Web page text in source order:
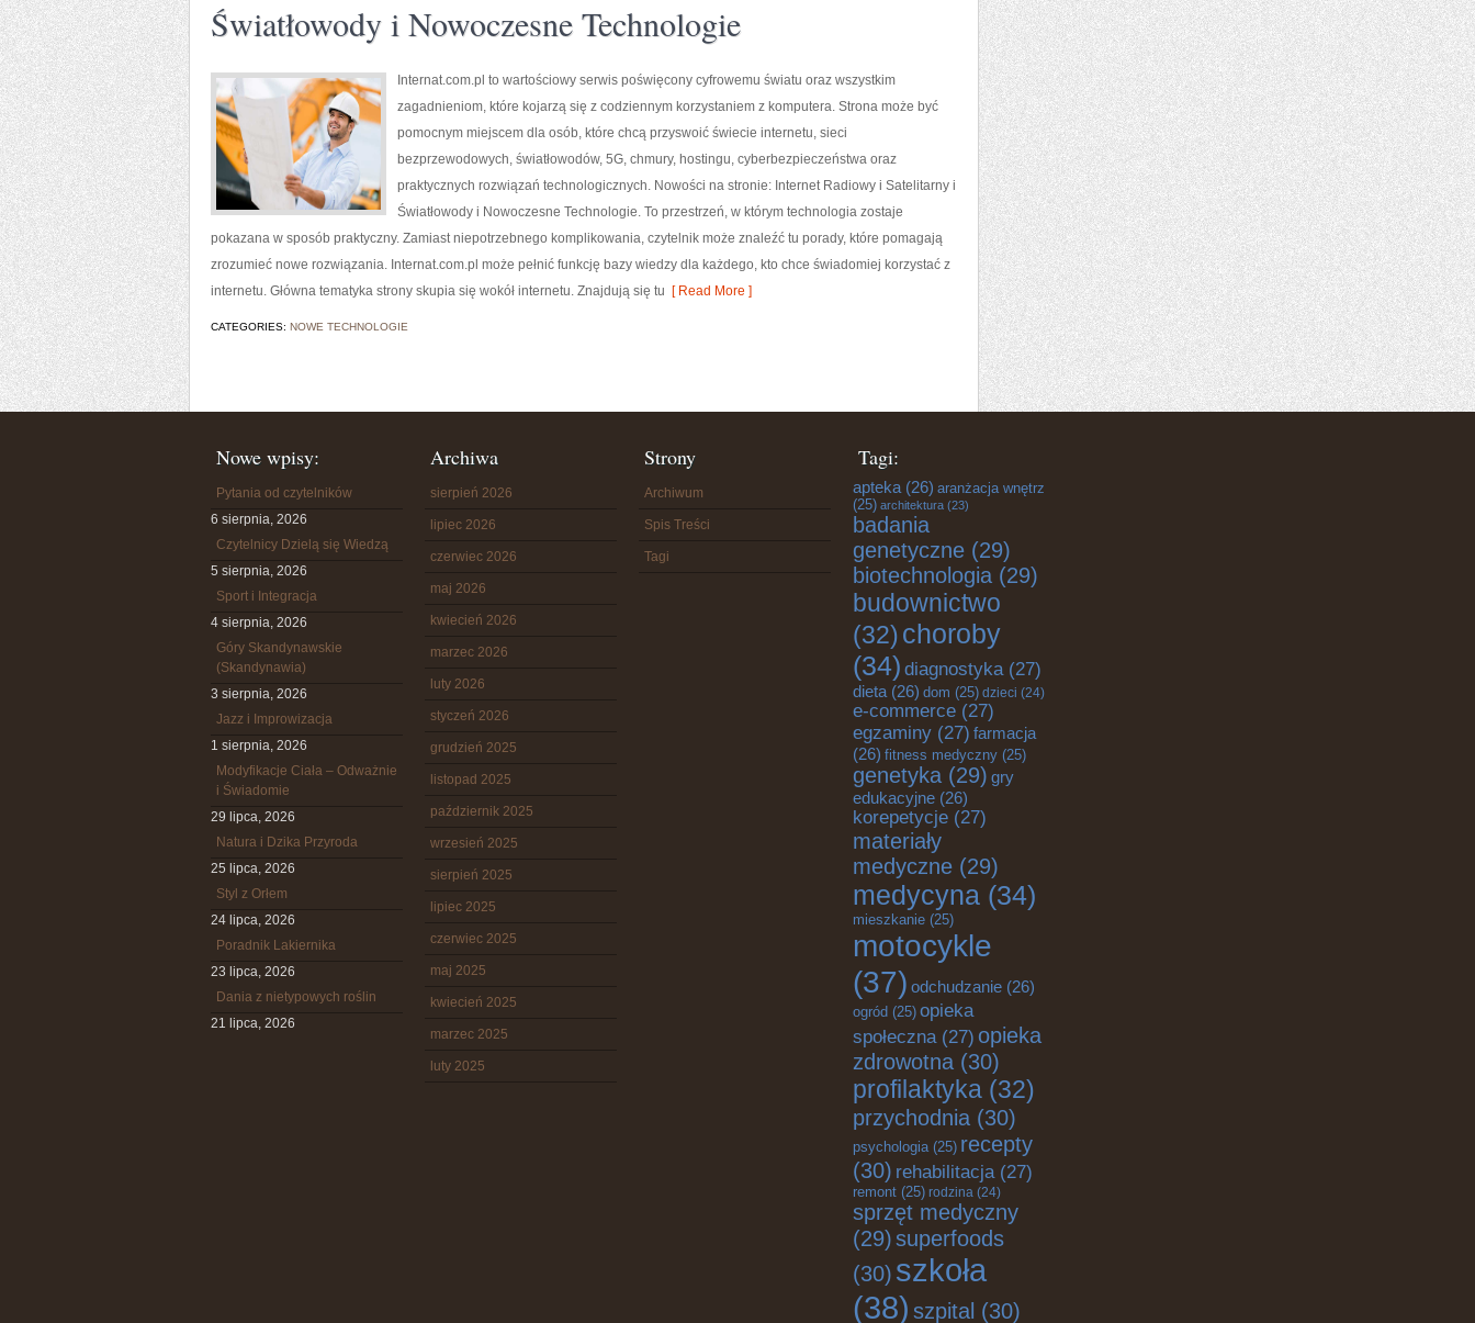
Światłowody i Nowoczesne Technologie
Internat.com.pl to wartościowy serwis poświęcony cyfrowemu światu oraz wszystkim
zagadnieniom, które kojarzą się z codziennym korzystaniem z komputera. Strona może być
pomocnym miejscem dla osób, które chcą przyswoić świecie internetu, sieci
bezprzewodowych, światłowodów, 5G, chmury, hostingu, cyberbezpieczeństwa oraz
praktycznych rozwiązań technologicznych. Nowości na stronie: Internet Radiowy i Satelitarny i
Światłowody i Nowoczesne Technologie. To przestrzeń, w którym technologia zostaje
pokazana w sposób praktyczny. Zamiast niepotrzebnego komplikowania, czytelnik może znaleźć tu porady, które pomagają
zrozumieć nowe rozwiązania. Internat.com.pl może pełnić funkcję bazy wiedzy dla każdego, kto chce świadomiej korzystać z
internetu. Główna tematyka strony skupia się wokół internetu. Znajdują się tu [ Read More ]
CATEGORIES: NOWE TECHNOLOGIE
Nowe wpisy:
Pytania od czytelników
6 sierpnia, 2026
Czytelnicy Dzielą się Wiedzą
5 sierpnia, 2026
Sport i Integracja
4 sierpnia, 2026
Góry Skandynawskie
(Skandynawia)
3 sierpnia, 2026
Jazz i Improwizacja
1 sierpnia, 2026
Modyfikacje Ciała – Odważnie
i Świadomie
29 lipca, 2026
Natura i Dzika Przyroda
25 lipca, 2026
Styl z Orłem
24 lipca, 2026
Poradnik Lakiernika
23 lipca, 2026
Dania z nietypowych roślin
21 lipca, 2026
Archiwa
sierpień 2026
lipiec 2026
czerwiec 2026
maj 2026
kwiecień 2026
marzec 2026
luty 2026
styczeń 2026
grudzień 2025
listopad 2025
październik 2025
wrzesień 2025
sierpień 2025
lipiec 2025
czerwiec 2025
maj 2025
kwiecień 2025
marzec 2025
luty 2025
Strony
Archiwum
Spis Treści
Tagi
Tagi:
apteka (26) aranżacja wnętrz
(25) architektura (23)
badania
genetyczne (29)
biotechnologia (29)
budownictwo
(32)choroby
(34) diagnostyka(27)
dieta (26) dom (25) dzieci (24)
e-commerce (27)
egzaminy (27) farmacja
(26) fitness medyczny (25)
genetyka (29) gry
edukacyjne (26)
korepetycje (27)
materiały
medyczne (29)
medycyna (34)
mieszkanie (25)
motocykle
(37) odchudzanie (26)
ogród (25) opieka
społeczna(27) opieka
zdrowotna (30)
profilaktyka (32)
przychodnia (30)
psychologia(25) recepty
(30) rehabilitacja(27)
remont (25) rodzina (24)
sprzęt medyczny
(29)superfoods
(30) szkoła
(38) szpital (30)